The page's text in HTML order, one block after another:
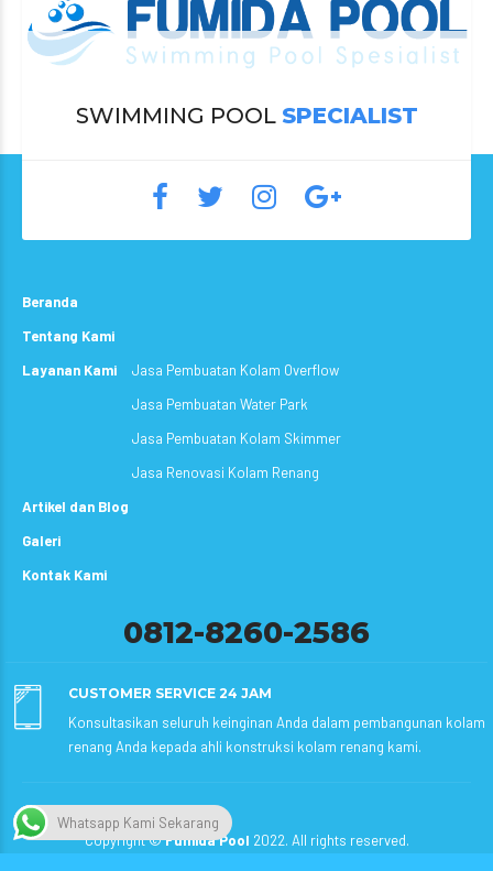
SWIMMING POOL SPECIALIST
Beranda
Tentang Kami
Layanan Kami
Jasa Pembuatan Kolam Overflow
Jasa Pembuatan Water Park
Jasa Pembuatan Kolam Skimmer
Jasa Renovasi Kolam Renang
Artikel dan Blog
Galeri
Kontak Kami
0812-8260-2586
CUSTOMER SERVICE 24 JAM
Konsultasikan seluruh keinginan Anda dalam pembangunan kolam
renang Anda kepada ahli konstruksi kolam renang kami.
Copyright ©Fumida Pool 2022. All rights reserved.
Whatsapp Kami Sekarang